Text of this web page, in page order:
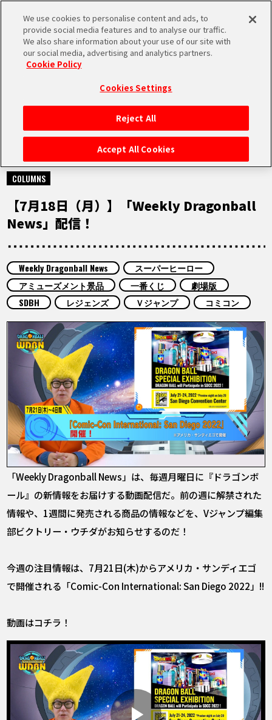
MEN
HOME
NEWS
RANKING
MOVIE
COLUMNS
ABOUT
LANGUAGE
EN FR DE ES
NEWS
2022.07.18
COLUMNS
【7月18日（月）】「Weekly Dragonball
News」配信！
Weekly Dragonball News
スーパーヒーロー
アミューズメント景品
一番くじ
劇場版
SDBH
レジェンズ Ｖジャンプ コミコン
「Weekly Dragonball News」は、毎週月曜日に『ドラゴンボ
ール』の新情報をお届けする動画配信だ。前の週に解禁された
情報や、1週間に発売される商品の情報などを、Vジャンプ編集
部ビクトリー・ウチダがお知らせするのだ！
今週の注目情報は、7月21日(木)からアメリカ・サンディエゴ
で開催される「Comic-Con International: San Diego 2022」!!
動画はコチラ！
We use cookies to personalise content and ads, to
provide social media features and to analyse our traffic.
We also share information about your use of our site with
our social media, advertising and analytics partners.
Cookie Policy
Cookies Settings
Reject All
Accept All Cookies